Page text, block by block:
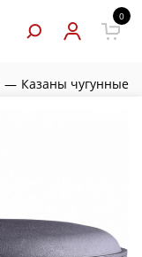
0
— Казаны чугунные